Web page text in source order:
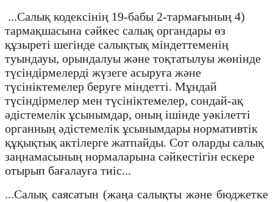
...Салық кодексінің 19-бабы 2-тармағының 4)
тармақшасына сәйкес салық органдары өз
құзыреті шегінде салықтық міндеттеменің
туындауы, орындалуы және тоқтатылуы жөнінде
түсіндірмелерді жүзеге асыруға және
түсініктемелер беруге міндетті. Мұндай
түсіндірмелер мен түсініктемелер, сондай-ақ
әдістемелік ұсынымдар, оның ішінде уәкілетті
органның әдістемелік ұсынымдары нормативтік
құқықтық актілерге жатпайды. Сот оларды салық
заңнамасының нормаларына сәйкестігін ескере
отырып бағалауға тиіс...
...Салық саясатын (жаңа салықты және бюджетке